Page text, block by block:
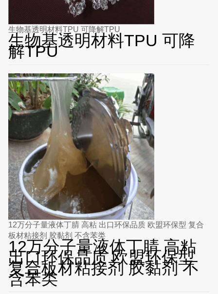
生物基透明材料TPU 可降解TPU
生物基透明材料TPU 可降
解TPU
12万分子量液体丁腈 高粘 出口环保品质 欧盟环保型 复合
板材粘接剂 胶黏剂 不含苯类
12万分子量液体丁腈 高粘
出口环保品质 欧盟环保型
复合板材粘接剂 胶黏剂 不
含苯类